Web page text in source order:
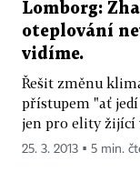
Lomborg:
oteplování
vidíme.
Řešit změnu
přístupem "ať
jen pro elity žijící
25. 3. 2013 ▪ 5 min.